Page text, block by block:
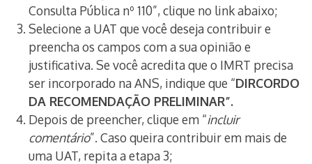
Consulta Pública nº 110”, clique no link abaixo;
Selecione a UAT que você deseja contribuir e
preencha os campos com a sua opinião e
justificativa. Se você acredita que o IMRT precisa
ser incorporado na ANS, indique que “DIRCORDO
DA RECOMENDAÇÃO PRELIMINAR”.
Depois de preencher, clique em “incluir
comentário”. Caso queira contribuir em mais de
uma UAT, repita a etapa 3;